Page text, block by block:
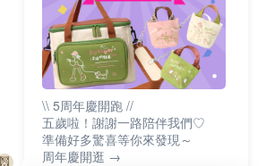
\\ 5周年慶開跑 //
五歲啦！謝謝一路陪伴我們♡
準備好多驚喜等你來發現～
周年慶開逛 →